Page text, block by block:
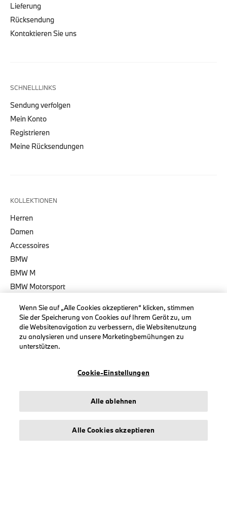
Lieferung
Rücksendung
Kontaktieren Sie uns
SCHNELLLINKS
Sendung verfolgen
Mein Konto
Registrieren
Meine Rücksendungen
KOLLEKTIONEN
Herren
Damen
Accessoires
BMW
BMW M
BMW Motorsport
INFORMATIONEN
Geschäftsbedingungen
Erklärung zur Barrierefreiheit
Wenn Sie auf „Alle Cookies akzeptieren“ klicken, stimmen
Sie der Speicherung von Cookies auf Ihrem Gerät zu, um
die Websitenavigation zu verbessern, die Websitenutzung
zu analysieren und unsere Marketingbemühungen zu
unterstützen.
Cookie-Einstellungen
Alle ablehnen
Alle Cookies akzeptieren